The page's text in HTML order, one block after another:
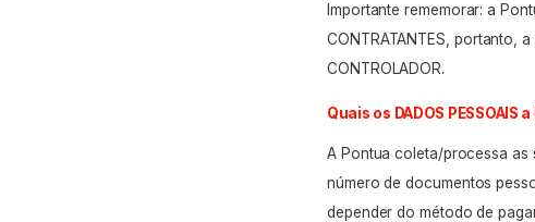
Importante rememorar: a
CONTRATANTES, portanto,
CONTROLADOR.
Quais os DADOS
A Pontua coleta/processa as
número de documentos
depender do método de